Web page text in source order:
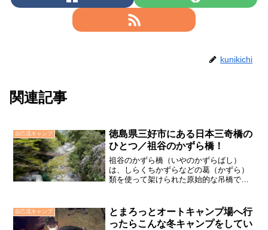
kunikichi
関連記事
自己流キャンプ
徳島県三好市にある日本三奇橋の
ひとつ／祖谷のかずら橋！
祖谷のかずら橋（いやのかずらばし）
は、しらくちかずらなどの葛（かずら）
類を使って架けられた原始的な吊橋で、
ありますが、今回はこの善徳地区にある
「かずら橋」を紹介します。...
自己流キャンプ
とまろっとオートキャンプ場へ行
ったらこんな冬キャンプをしてい